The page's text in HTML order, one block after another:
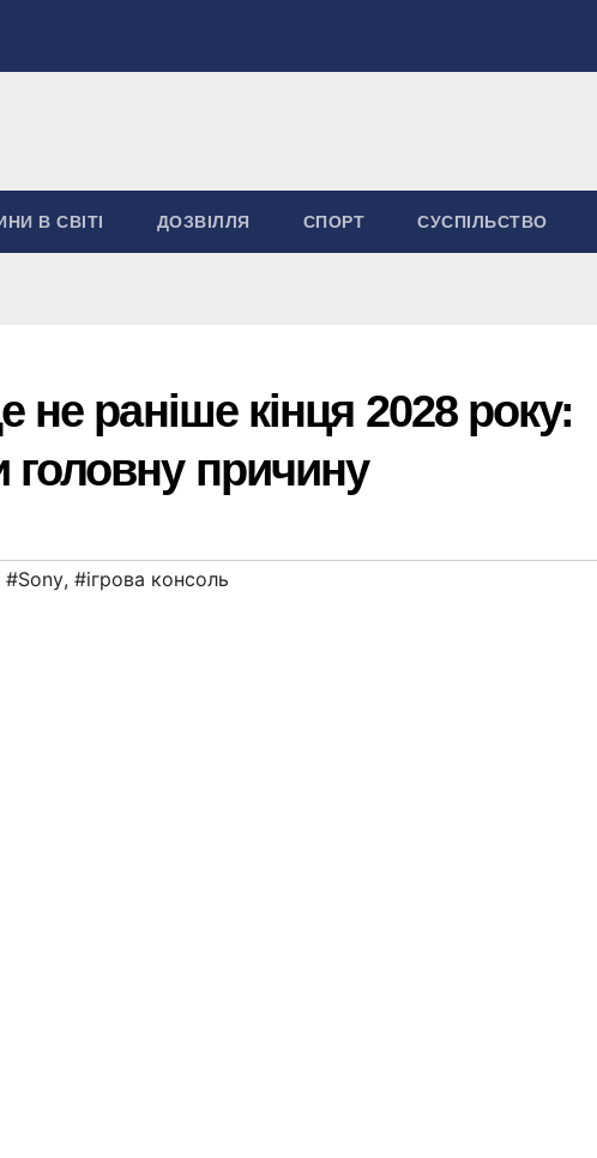
В СВІТІ ДОЗВІЛЛЯ СПОРТ СУСПІЛЬСТВО
не раніше кінця 2028 року:
головну причину
#Sony, #ігрова консоль